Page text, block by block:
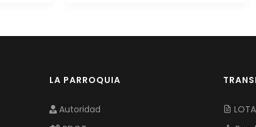
LA PARROQUIA
Autoridad